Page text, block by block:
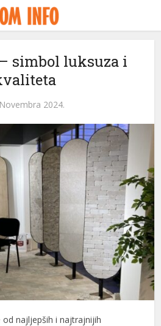
simbol luksuza i
2024.
najljepših i najtrajnijih